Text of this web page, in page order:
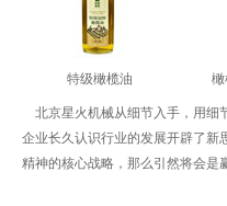
特级橄榄油
北京星火机械从细节入手，用细
企业长久认识行业的发展开辟了新
精神的核心战略，那么引然将会是